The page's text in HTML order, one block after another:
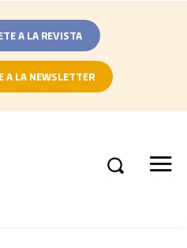
A LA REVISTA
A LA NEWSLETTER